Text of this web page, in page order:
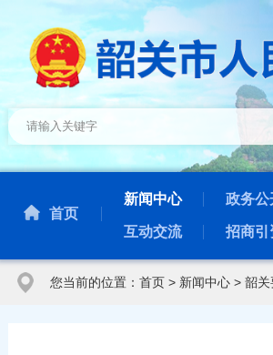
首页
新闻中心 政务公
互动交流 招商引
您当前的位置： 首页> 新闻中心> 韶关